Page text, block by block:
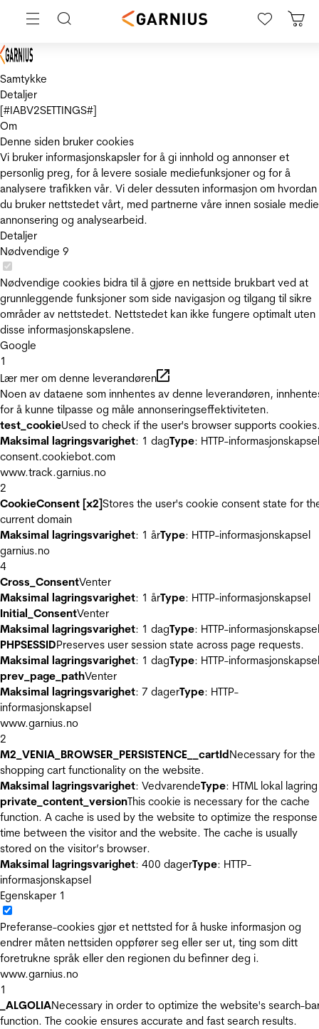
Samtykke
Detaljer
[#IABV2SETTINGS#]
Om
Denne siden bruker cookies
Vi bruker informasjonskapsler for å gi innhold og annonser et
personlig preg, for å levere sosiale mediefunksjoner og for å
analysere trafikken vår. Vi deler dessuten informasjon om hvordan
du bruker nettstedet vårt, med partnerne våre innen sosiale
annonsering og analysearbeid.
Detaljer
Nødvendige 9
Nødvendige cookies bidra til å gjøre en nettside brukbart ved at
grunnleggende funksjoner som side navigasjon og tilgang til sikre
områder av nettstedet. Nettstedet kan ikke fungere optimalt uten
disse informasjonskapslene.
Google
1
Lær mer om denne leverandøren
Noen av dataene som innhentes av denne leverandøren,
for å kunne tilpasse og måle annonseringseffektiviteten.
test_cookieUsed to check if the user's browser supports
Maksimal lagringsvarighet: 1 dagType: HTTP-informasjonskapsel
consent.cookiebot.com
www.track.garnius.no
2
CookieConsent [x2]Stores the user's cookie consent state for
current domain
Maksimal lagringsvarighet: 1 årType: HTTP-informasjonskapsel
garnius.no
4
Cross_ConsentVenter
Maksimal lagringsvarighet: 1 årType: HTTP-informasjonskapsel
Initial_ConsentVenter
Maksimal lagringsvarighet: 1 dagType: HTTP-informasjonskapsel
PHPSESSIDPreserves user session state across page requests.
Maksimal lagringsvarighet: 1 dagType: HTTP-informasjonskapsel
prev_page_pathVenter
Maksimal lagringsvarighet: 7 dagerType: HTTP-
informasjonskapsel
www.garnius.no
2
M2_VENIA_BROWSER_PERSISTENCE__cartIdNecessary for the
shopping cart functionality on the website.
Maksimal lagringsvarighet: VedvarendeType: HTML lokal lagring
private_content_versionThis cookie is necessary for the cache
function. A cache is used by the website to optimize the response
time between the visitor and the website. The cache is usually
stored on the visitor’s browser.
Maksimal lagringsvarighet: 400 dagerType: HTTP-
informasjonskapsel
Egenskaper 1
Preferanse-cookies gjør et nettsted for å huske informasjon og
endrer måten nettsiden oppfører seg eller ser ut, ting som ditt
foretrukne språk eller den regionen du befinner deg i.
www.garnius.no
1
_ALGOLIANecessary in order to optimize the website's search-
function. The cookie ensures accurate and fast search results.